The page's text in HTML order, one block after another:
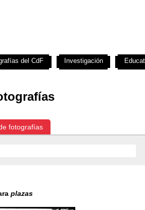
fotografías
plazas
del CdF Investigación